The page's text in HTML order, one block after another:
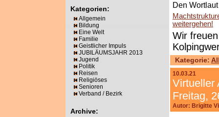
Kategorien:
Allgemein
Bildung
Eine Welt
Familie
Geistlicher Impuls
JUBILÄUMSJAHR 2013
Jugend
Politik
Reisen
Religiöses
Senioren
Verband / Bezirk
Archive:
Den
weitergehen!
Wir
Kategorie:
10.03.21
Virtueller
Freitag,
Autor: Brigitte